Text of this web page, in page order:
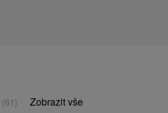
(61) Zobrazit vše